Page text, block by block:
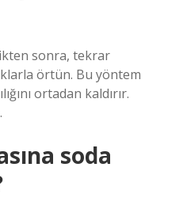
sonra, tekrar
örtün. Bu yöntem
ortadan kaldırır.
soda